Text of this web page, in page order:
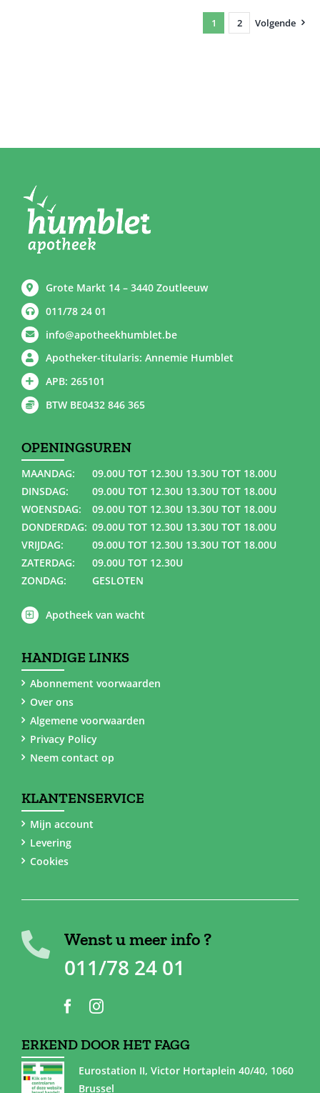
1 2 Volgende
Grote Markt 14 – 3440 Zoutleeuw
011/78 24 01
info@apotheekhumblet.be
Apotheker-titularis: Annemie Humblet
APB: 265101
BTW BE0432 846 365
OPENINGSUREN
MAANDAG:
09.00U TOT 12.30U 13.30U TOT 18.00U
DINSDAG:
09.00U TOT 12.30U 13.30U TOT 18.00U
WOENSDAG:
09.00U TOT 12.30U 13.30U TOT 18.00U
DONDERDAG: 09.00U TOT 12.30U 13.30U TOT 18.00U
VRIJDAG:
09.00U TOT 12.30U 13.30U TOT 18.00U
ZATERDAG:
09.00U TOT 12.30U
ZONDAG:
GESLOTEN
Apotheek van wacht
HANDIGE LINKS
Abonnement voorwaarden
Over ons
Algemene voorwaarden
Privacy Policy
Neem contact op
KLANTENSERVICE
Mijn account
Levering
Cookies
Wenst u meer info ?
011/78 24 01
ERKEND DOOR HET FAGG
Eurostation II, Victor Hortaplein 40/40, 1060
Brussel